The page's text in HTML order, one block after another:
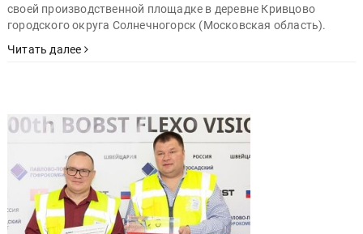
своей производственной площадке в деревне Кривцово
городского округа Солнечногорск (Московская область).
Читать далее